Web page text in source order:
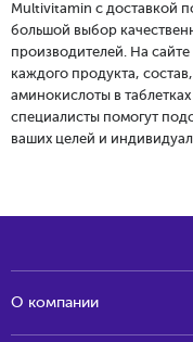
Multivitamin с доставкой
большой выбор
производителей. На
каждого продукта,
аминокислоты в
специалисты помогут
ваших целей и
О компании